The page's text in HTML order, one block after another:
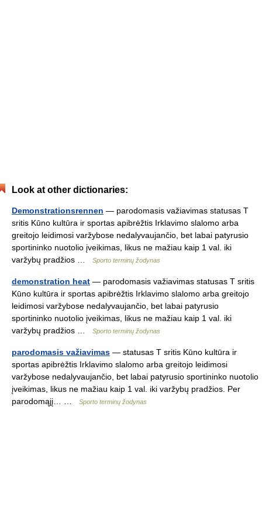
Look at other dictionaries:
Demonstrationsrennen — parodomasis važiavimas statusas T
sritis Kūno kultūra ir sportas apibrėžtis Irklavimo slalomo arba
greitojo leidimosi varžybose nedalyvaujančio, bet labai patyrusio
sportininko nuotolio įveikimas, likus ne mažiau kaip 1 val. iki
varžybų pradžios …
Sporto terminų žodynas
demonstration heat — parodomasis važiavimas statusas T sritis
Kūno kultūra ir sportas apibrėžtis Irklavimo slalomo arba greitojo
leidimosi varžybose nedalyvaujančio, bet labai patyrusio
sportininko nuotolio įveikimas, likus ne mažiau kaip 1 val. iki
varžybų pradžios …
Sporto terminų žodynas
parodomasis važiavimas — statusas T sritis Kūno kultūra ir
sportas apibrėžtis Irklavimo slalomo arba greitojo leidimosi
varžybose nedalyvaujančio, bet labai patyrusio sportininko nuotolio
įveikimas, likus ne mažiau kaip 1 val. iki varžybų pradžios. Per
parodomąjį… …
Sporto terminų žodynas